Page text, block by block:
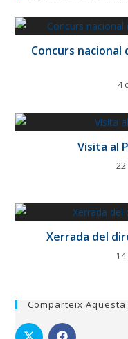
Concurs
4
Visita al
22
Xerrada del
Comparteix Aquesta